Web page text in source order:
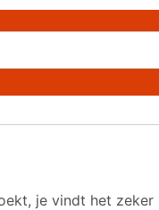
je vindt het